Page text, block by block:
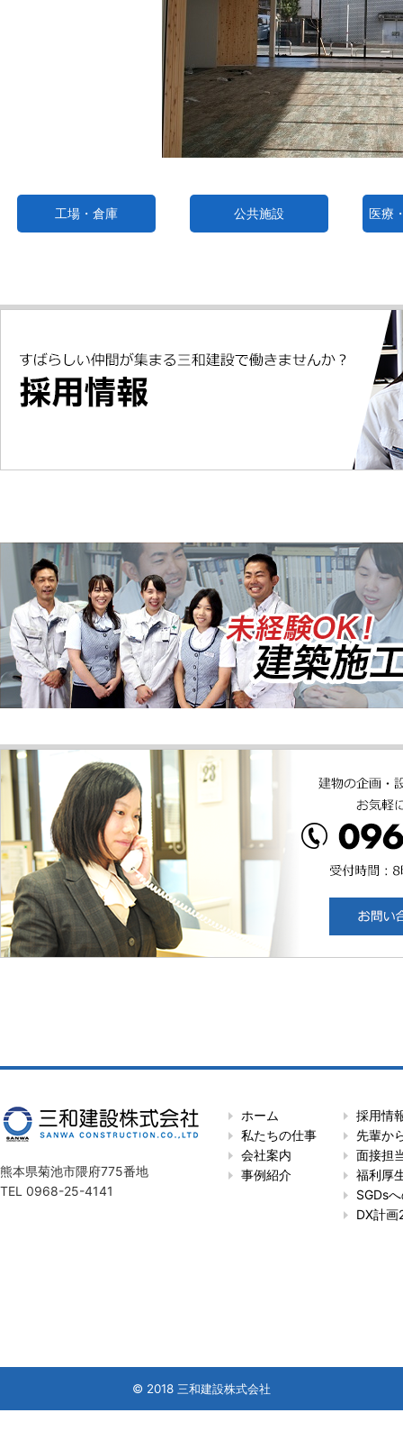
工場・倉庫 公共施設 医療
熊本県菊池市隈府775番地
TEL 0968-25-4141
ホーム
私たちの仕事
会社案内
事例紹介
採用情
先輩か
面接担
福利厚
SGDs
DX計
© 2018 三和建設株式会社